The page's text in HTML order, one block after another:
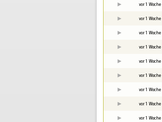
vor 1 Woche
vor 1 Woche
vor 1 Woche
vor 1 Woche
vor 1 Woche
vor 1 Woche
vor 1 Woche
vor 1 Woche
vor 1 Woche